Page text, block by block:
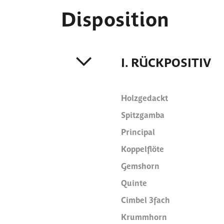
Disposition
I. RÜCKPOSITIV
Holzgedackt
Spitzgamba
Principal
Koppelflöte
Gemshorn
Quinte
Cimbel 3fach
Krummhorn